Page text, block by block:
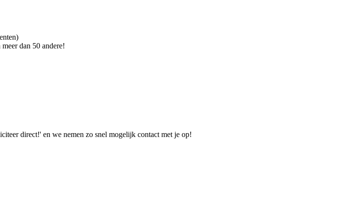
dan 50 andere!
direct!' en we nemen zo snel mogelijk contact met je op!